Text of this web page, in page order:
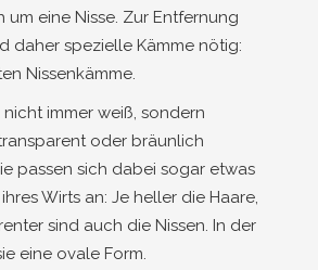
um eine Nisse. Zur Entfernung
daher spezielle Kämme nötig:
Nissenkämme.
nicht immer weiß, sondern
oder bräunlich
passen sich dabei sogar etwas
Wirts an: Je heller die Haare,
sind auch die Nissen. In der
eine ovale Form.